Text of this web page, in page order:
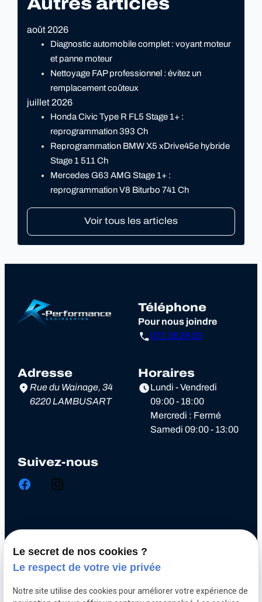
Autres articles
août 2026
Diagnostic automobile complet : voyant moteur
et panne moteur
Nettoyage FAP professionnel : évitez un
remplacement coûteux
juillet 2026
Honda Civic Type R FL5 Stage 1+ :
reprogrammation 393 Ch
Reprogrammation BMW X5 xDrive45e hybride
Stage 1 511 Ch
Mercedes G63 AMG Stage 1+ :
reprogrammation V8 Biturbo 741 Ch
Voir tous les articles
Téléphone
Pour nous joindre
071 18 29 03
Adresse
Rue du Wainage, 34
6220 LAMBUSART
Horaires
Lundi - Vendredi
09:00 - 18:00
Mercredi : Fermé
Samedi 09:00 - 13:00
Suivez-nous
Optimisation automobile
Diagnostic électronique
Echappement inox et titane
Le secret de nos cookies ?
Le respect de votre vie privée
Notre site utilise des cookies pour améliorer votre expérience de